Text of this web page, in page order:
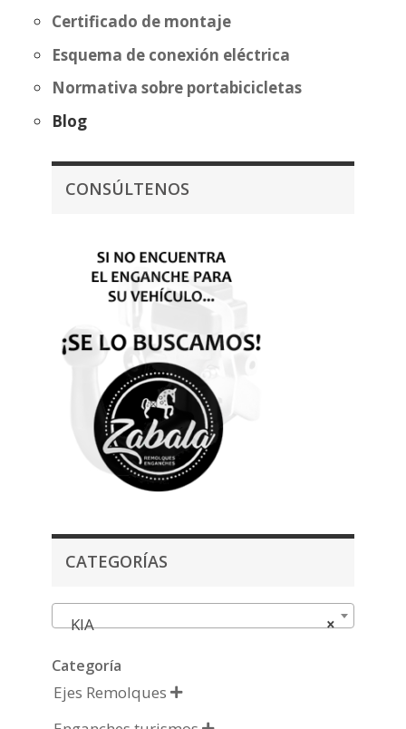
Certificado de montaje
Esquema de conexión eléctrica
Normativa sobre portabicicletas
Blog
CONSÚLTENOS
CATEGORÍAS
×
KIA
Categoría
Ejes Remolques 